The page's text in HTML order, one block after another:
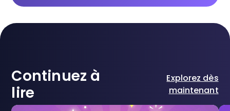
Continuez à
lire
Explorez dès
maintenant